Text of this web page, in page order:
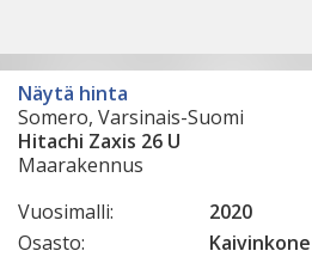
Näytä hinta
Somero, Varsinais-Suomi
Hitachi Zaxis 26 U
Maarakennus
Vuosimalli:
2020
Osasto:
Kaivinkone